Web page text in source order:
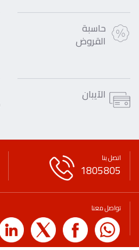
حاسبة
القروض
الآيبان
اتصل بنا
1805805
تواصل معنا